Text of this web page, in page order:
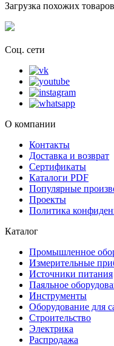
Загрузка похожих
Соц. сети
О компании
Контакты
Доставка и возврат
Сертификаты
Каталоги PDF
Популярные
Проекты
Политика
Каталог
Промышленное
Измерительные
Источники питания
Паяльное
Инструменты
Оборудование для
Строительство
Электрика
Распродажа